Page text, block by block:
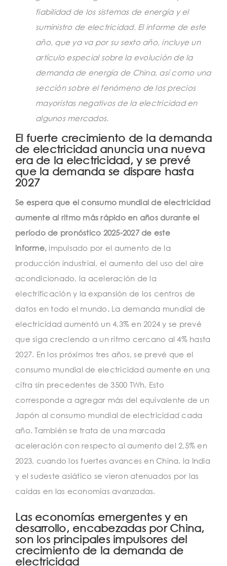
fiabilidad de los sistemas de energía y el
suministro de electricidad. El informe de este
año, que ya va por su sexto año, incluye un
artículo especial sobre la evolución de la
demanda de energía de China, así como una
sección sobre el fenómeno de los precios
mayoristas negativos de la electricidad en
algunos mercados.
El fuerte crecimiento de la demanda
de electricidad anuncia una nueva
era de la electricidad, y se prevé
que la demanda se dispare hasta
2027
Se espera que el consumo mundial de electricidad
aumente al ritmo más rápido en años durante el
período de pronóstico 2025-2027 de este
informe, impulsado por el aumento de la
producción industrial, el aumento del uso del aire
acondicionado, la aceleración de la
electrificación y la expansión de los centros de
datos en todo el mundo. La demanda mundial de
electricidad aumentó un 4,3% en 2024 y se prevé
que siga creciendo a un ritmo cercano al 4% hasta
2027. En los próximos tres años, se prevé que el
consumo mundial de electricidad aumente en una
cifra sin precedentes de 3500 TWh. Esto
corresponde a agregar más del equivalente de un
Japón al consumo mundial de electricidad cada
año. También se trata de una marcada
aceleración con respecto al aumento del 2,5% en
2023, cuando los fuertes avances en China, la India
y el sudeste asiático se vieron atenuados por las
caídas en las economías avanzadas.
Las economías emergentes y en
desarrollo, encabezadas por China,
son los principales impulsores del
crecimiento de la demanda de
electricidad